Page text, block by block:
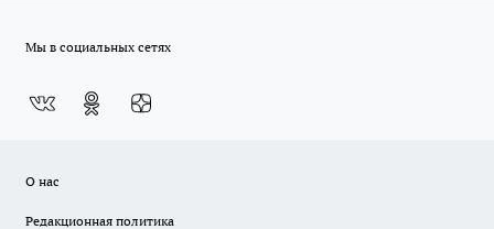
Мы в социальных сетях
О нас
Редакционная политика